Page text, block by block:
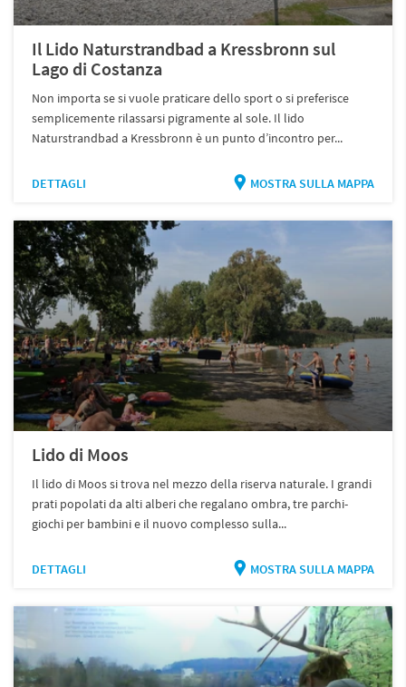
Il Lido Naturstrandbad a Kressbronn sul
Lago di Costanza
Non importa se si vuole praticare dello sport o si preferisce
semplicemente rilassarsi pigramente al sole. Il lido
Naturstrandbad a Kressbronn è un punto d’incontro per...
DETTAGLI MOSTRA SULLA MAPPA
Lido di Moos
Il lido di Moos si trova nel mezzo della riserva naturale. I grandi
prati popolati da alti alberi che regalano ombra, tre parchi-
giochi per bambini e il nuovo complesso sulla...
DETTAGLI MOSTRA SULLA MAPPA